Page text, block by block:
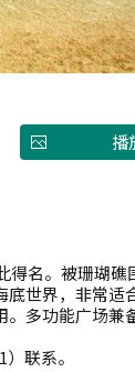
播
名。被珊瑚礁
世界，非常适
多功能广场兼
联系。